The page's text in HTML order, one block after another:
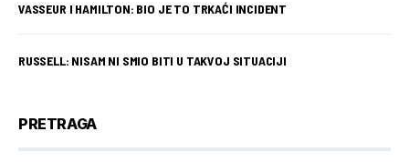
VASSEUR I HAMILTON: BIO JE TO TRKAĆI INCIDENT
RUSSELL: NISAM NI SMIO BITI U TAKVOJ SITUACIJI
PRETRAGA